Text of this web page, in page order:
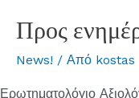
Προς
News! / Από kostas
Ερωτηματολόγιο